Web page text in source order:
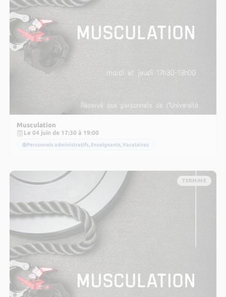
Musculation
Le 04 juin de 17:30 à 19:00
Personnels administratifs, Enseignants, Vacataires
TERMINE